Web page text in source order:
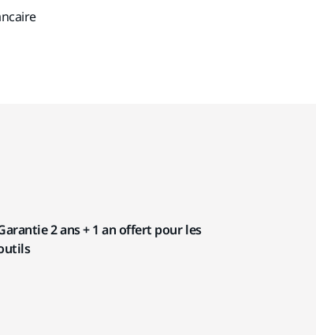
2 ans + 1 an offert pour les